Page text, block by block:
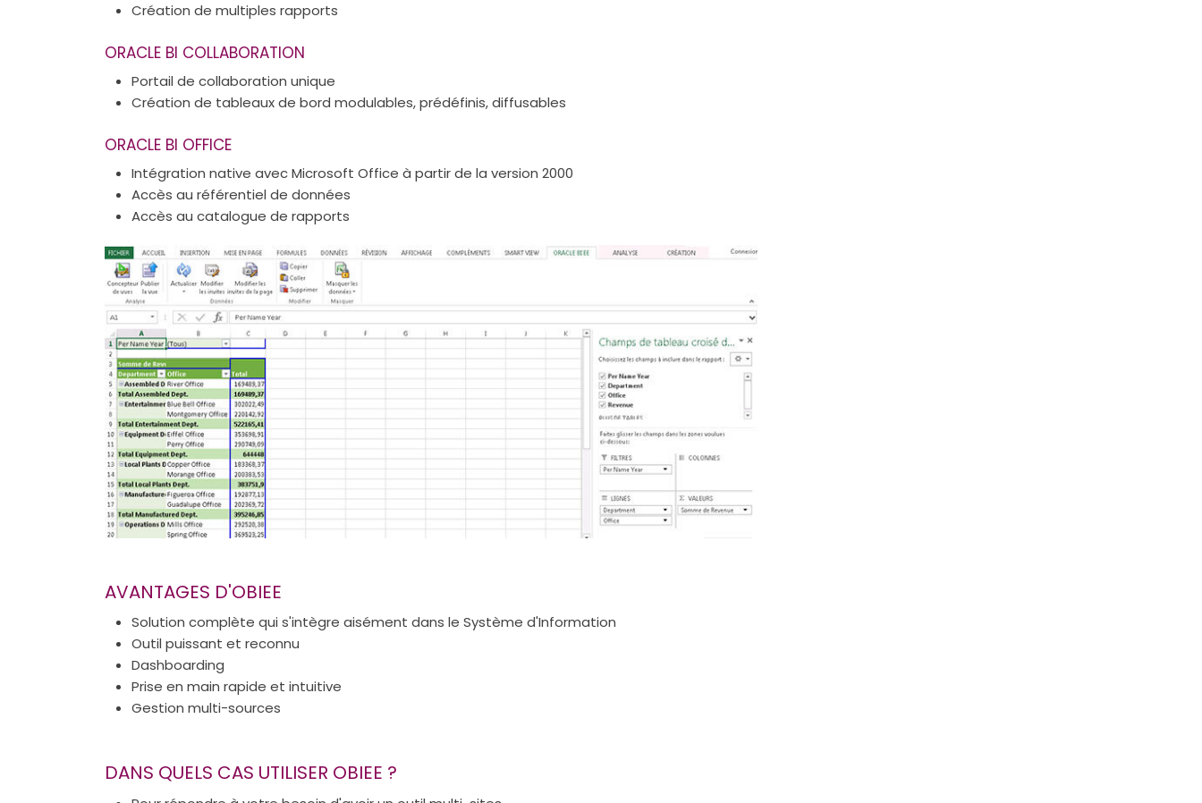
Création de multiples rapports
ORACLE BI COLLABORATION
Portail de collaboration unique
Création de tableaux de bord modulables, prédéfinis, diffusables
ORACLE BI OFFICE
Intégration native avec Microsoft Office à partir de la version 2000
Accès au référentiel de données
Accès au catalogue de rapports
AVANTAGES D'OBIEE
Solution complète qui s'intègre aisément dans le Système d'Information
Outil puissant et reconnu
Dashboarding
Prise en main rapide et intuitive
Gestion multi-sources
DANS QUELS CAS UTILISER OBIEE ?